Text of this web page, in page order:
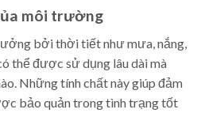
môi trường
bởi thời tiết như mưa, nắng,
thể được sử dụng lâu dài mà
Những tính chất này giúp đảm
bảo quản trong tình trạng tốt